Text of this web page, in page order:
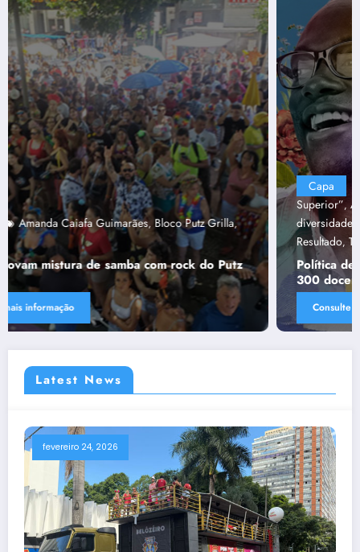
Capa
“Tendências para Docência no Ensino
Superior”,Ânima Educaçã Ânima Plurais,capa, Política de
diversidade da Una e do UniBH,Rede Comunicação de
Resultado,Tânia Chaves
Política de diversidade da Una e do UniBH envolve
300 docentes e coladores negros
Consulte mais informação
Latest News
fevereiro 24, 2026